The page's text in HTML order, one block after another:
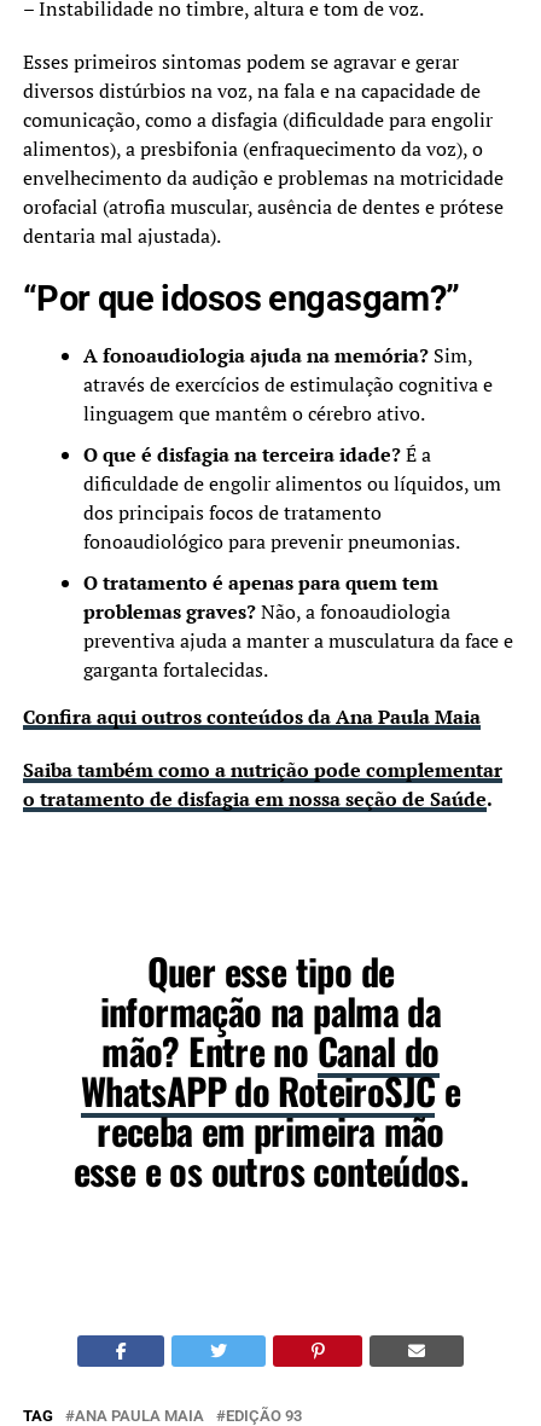
– Instabilidade no timbre, altura e tom de voz.
Esses primeiros sintomas podem se agravar e gerar
diversos distúrbios na voz, na fala e na capacidade de
comunicação, como a disfagia (dificuldade para engolir
alimentos), a presbifonia (enfraquecimento da voz), o
envelhecimento da audição e problemas na motricidade
orofacial (atrofia muscular, ausência de dentes e prótese
dentaria mal ajustada).
“Por que idosos engasgam?”
A fonoaudiologia ajuda na memória?Sim,
através de exercícios de estimulação cognitiva e
linguagem que mantêm o cérebro ativo.
O que é disfagia na terceira idade?É a
dificuldade de engolir alimentos ou líquidos, um
dos principais focos de tratamento
fonoaudiológico para prevenir pneumonias.
O tratamento é apenas para quem tem
problemas graves?Não, a fonoaudiologia
preventiva ajuda a manter a musculatura da face e
garganta fortalecidas.
Confira aqui outros conteúdos da Ana Paula Maia
Saiba também como a nutrição pode complementar
o tratamento de disfagia em nossa seção de Saúde.
Quer esse tipo de
informação na palma da
mão? Entre noCanal do
WhatsAPP do RoteiroSJCe
receba em primeira mão
esse e os outros conteúdos.
TAG ANA PAULA MAIA EDIÇÃO 93